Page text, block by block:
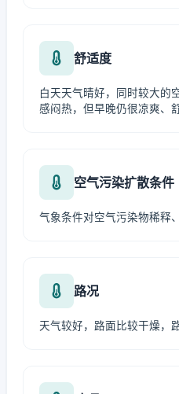
舒适度
白天天气晴好，同时较大的
感闷热，但早晚仍很凉爽、舒
空气污染扩散条件
气象条件对空气污染物稀释
路况
天气较好，路面比较干燥，